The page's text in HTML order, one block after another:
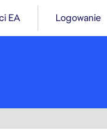
EA Logowanie